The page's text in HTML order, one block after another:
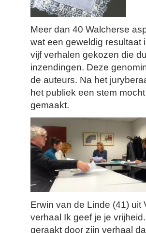
Meer dan 40 Walcherse
wat een geweldig resultaat
vijf verhalen gekozen die
inzendingen. Deze
de auteurs. Na het
het publiek een stem
gemaakt.
Erwin van de Linde (41)
verhaal Ik geef je je
geraakt door zijn verhaal